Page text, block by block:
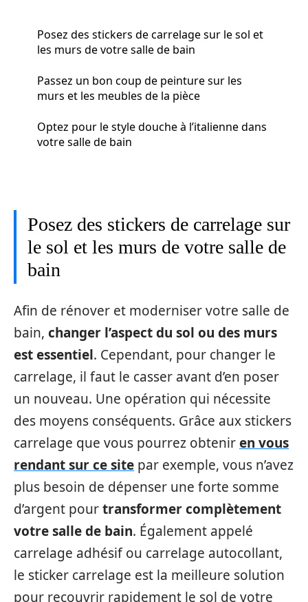
Posez des stickers de carrelage sur le sol et
les murs de votre salle de bain
Passez un bon coup de peinture sur les
murs et les meubles de la pièce
Optez pour le style douche à l’italienne dans
votre salle de bain
Posez des stickers de carrelage sur
le sol et les murs de votre salle de
bain
Afin de rénover et moderniser votre salle de
bain, changer l’aspect du sol ou des murs
est essentiel. Cependant, pour changer le
carrelage, il faut le casser avant d’en poser
un nouveau. Une opération qui nécessite
des moyens conséquents. Grâce aux stickers
carrelage que vous pourrez obteniren vous
rendant sur ce site par exemple, vous n’avez
plus besoin de dépenser une forte somme
d’argent pourtransformer complètement
votre salle de bain. Également appelé
carrelage adhésif ou carrelage autocollant,
le sticker carrelage est la meilleure solution
pour recouvrir rapidement le sol de votre